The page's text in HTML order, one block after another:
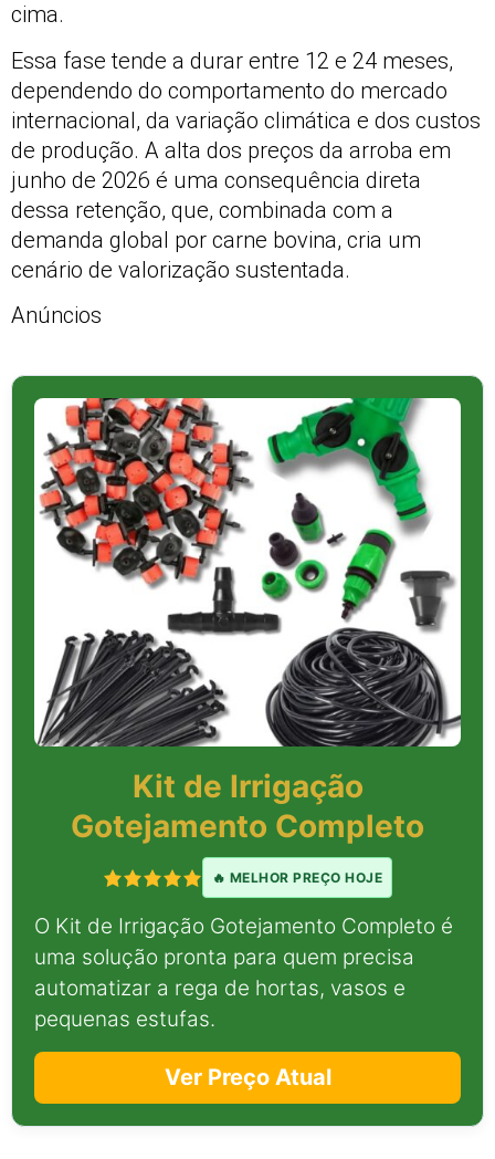
cima.
Essa fase tende a durar entre 12 e 24 meses,
dependendo do comportamento do mercado
internacional, da variação climática e dos custos
de produção. A alta dos preços da arroba em
junho de 2026 é uma consequência direta
dessa retenção, que, combinada com a
demanda global por carne bovina, cria um
cenário de valorização sustentada.
Anúncios
Kit de Irrigação
Gotejamento Completo
🔥 MELHOR PREÇO HOJE
O Kit de Irrigação Gotejamento Completo é
uma solução pronta para quem precisa
automatizar a rega de hortas, vasos e
pequenas estufas.
Ver Preço Atual